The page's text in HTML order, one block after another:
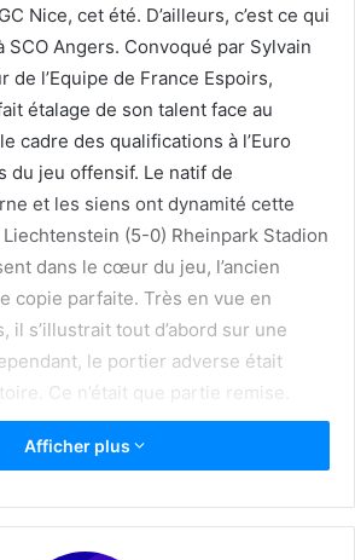
Nice, cet été. D’ailleurs, c’est ce qui
SCO Angers. Convoqué par Sylvain
de l’Equipe de France Espoirs,
étalage de son talent face au
cadre des qualifications à l’Euro
du jeu offensif. Le natif de
et les siens ont dynamité cette
(5-0) Rheinpark Stadion
dans le cœur du jeu, l’ancien
copie parfaite. Très en vue en
il s’illustrait tout d’abord sur une
le portier adverse était
Ce n’était que partie remise.
à l’origine du dernier but de ce
Afficher plus